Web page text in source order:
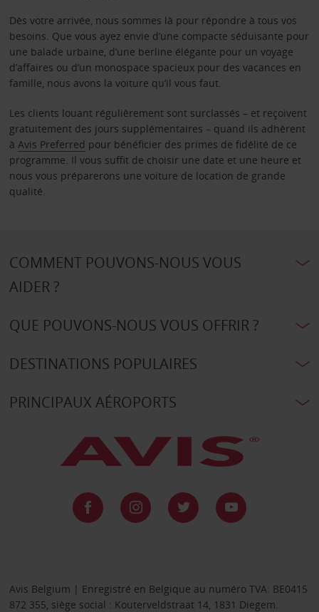
Dès votre arrivée, nous sommes là pour répondre à tous vos
besoins. Que vous ayez envie d’une compacte séduisante pour
une balade urbaine, d’une berline élégante pour un voyage
d’affaires ou d’un monospace spacieux pour des vacances en
famille, nous avons la voiture qu’il vous faut.
Les clients louant régulièrement sont surclassés – et reçoivent
gratuitement des jours supplémentaires – quand ils adhèrent
à Avis Preferred pour bénéficier des primes de fidélité de ce
programme. Il vous suffit de choisir une date et une heure et
nous vous préparerons une voiture de location de grande
qualité.
COMMENT POUVONS-NOUS VOUS
AIDER ?
QUE POUVONS-NOUS VOUS OFFRIR ?
DESTINATIONS POPULAIRES
PRINCIPAUX AÉROPORTS
Avis Belgium | Enregistré en Belgique au numéro TVA: BE0415
872 355, siège social : Kouterveldstraat 14, 1831 Diegem.